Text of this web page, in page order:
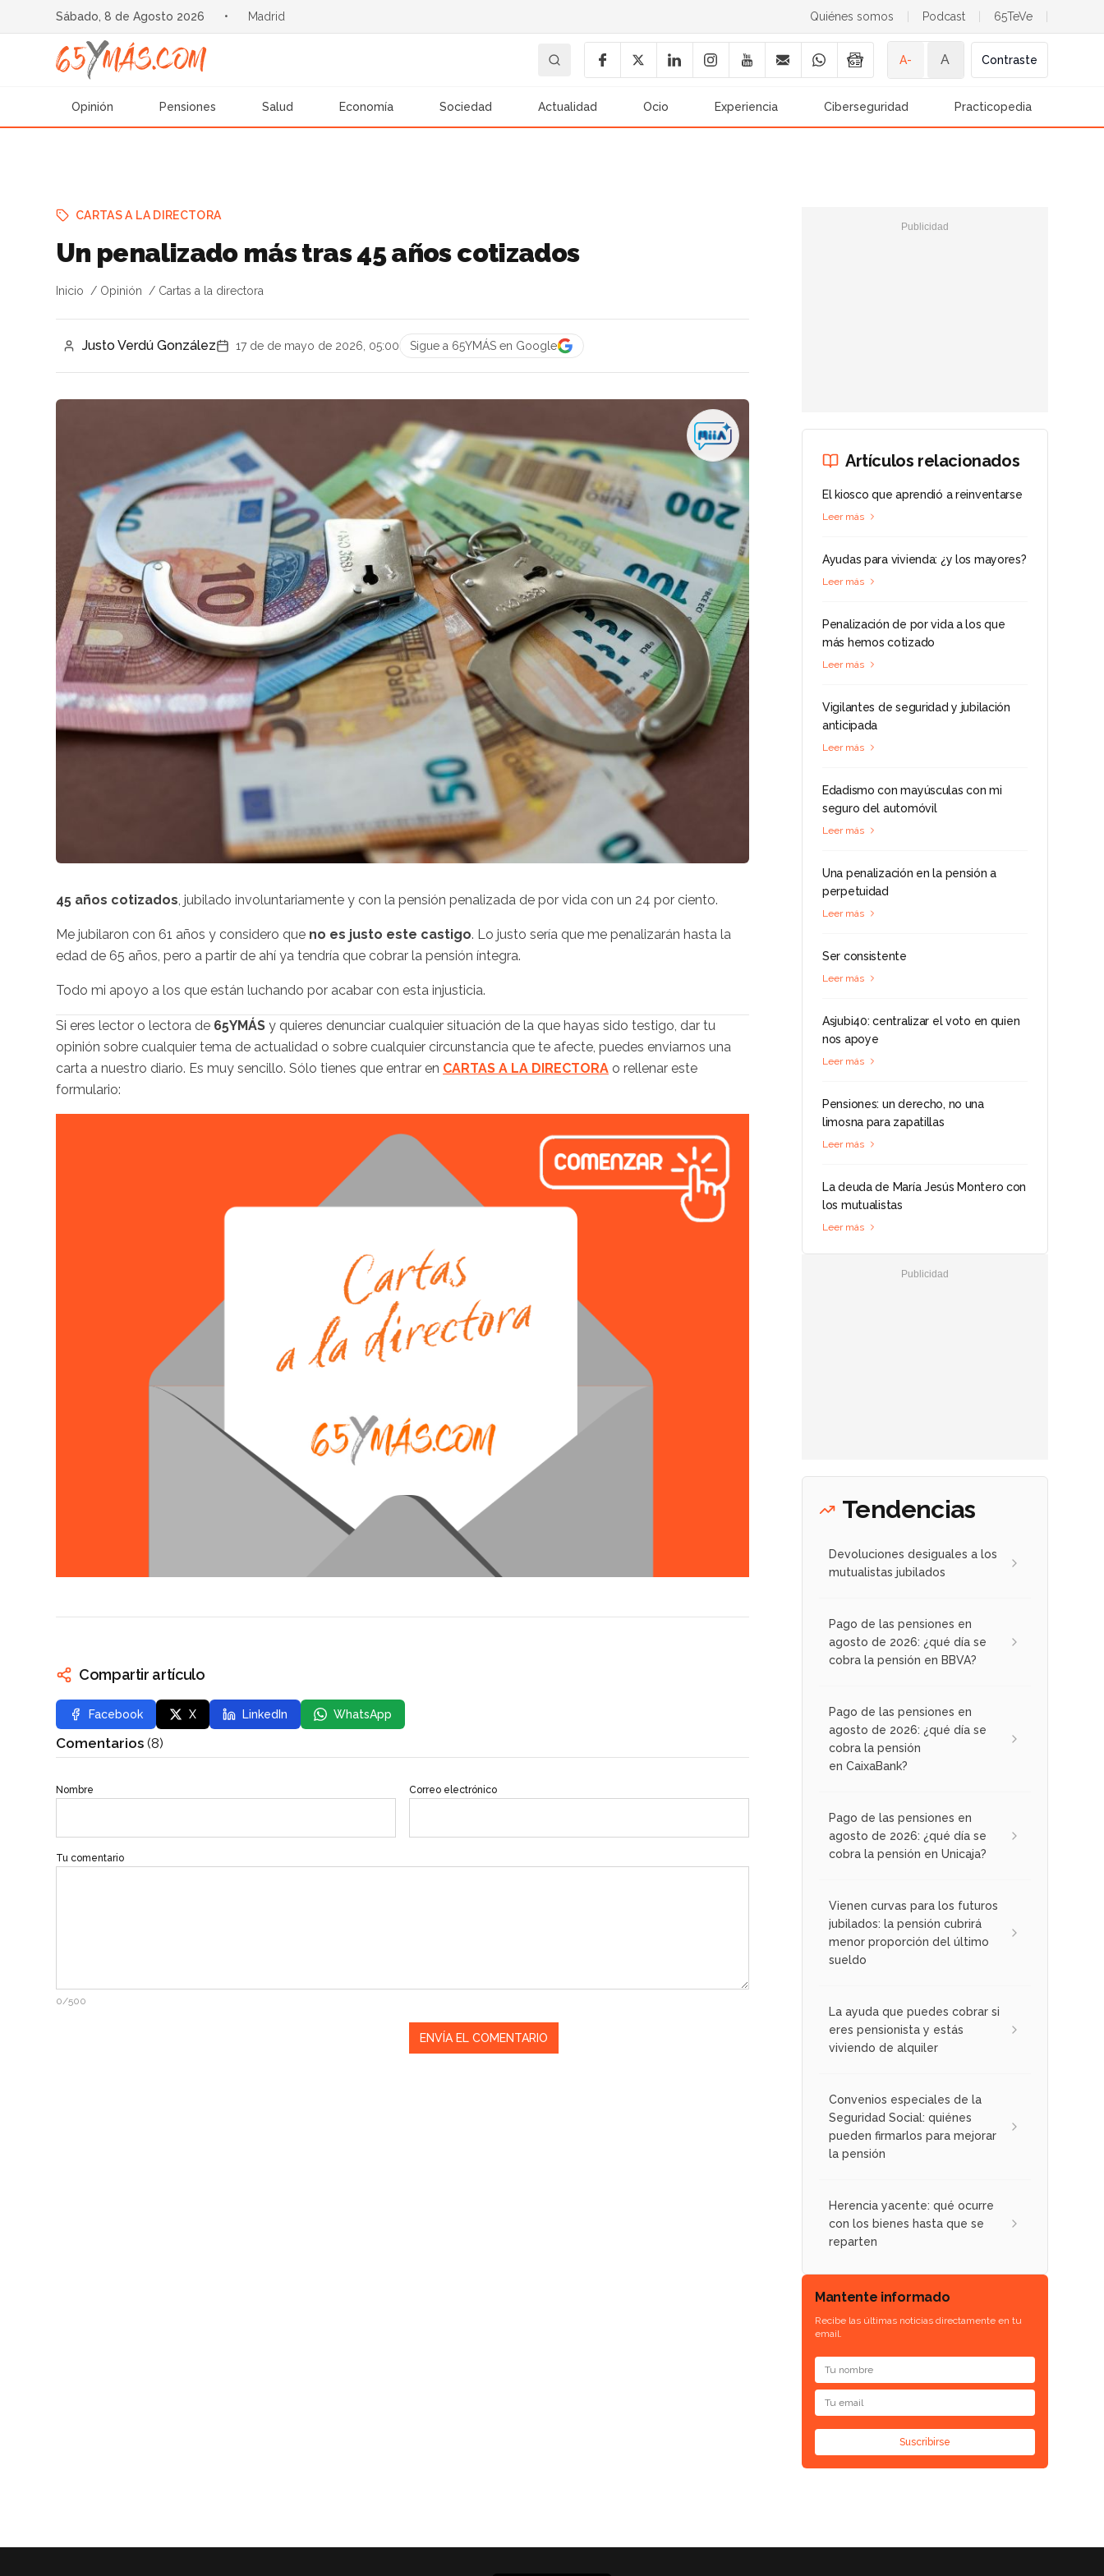
Sábado, 8 de Agosto 2026 • Madrid Quiénes somos Podcast 65TeVe
A- A Contraste
Opinión Pensiones Salud Economía Sociedad Actualidad Ocio Experiencia Ciberseguridad Practicopedia
CARTAS A LA DIRECTORA
Un penalizado más tras 45 años cotizados
Inicio Opinión Cartas a la directora
Justo Verdú González 17 de de mayo de 2026, 05:00 Sigue a 65YMÁS en Google
45 años cotizados , jubilado involuntariamente y con la pensión penalizada de por vida con un 24 por ciento.
Me jubilaron con 61 años y considero que no es justo este castigo. Lo justo sería que me penalizarán hasta la
edad de 65 años, pero a partir de ahí ya tendría que cobrar la pensión íntegra.
Todo mi apoyo a los que están luchando por acabar con esta injusticia.
Si eres lector o lectora de 65YMÁS y quieres denunciar cualquier situación de la que hayas sido testigo, dar tu
opinión sobre cualquier tema de actualidad o sobre cualquier circunstancia que te afecte, puedes enviarnos una
carta a nuestro diario. Es muy sencillo. Sólo tienes que entrar en CARTAS A LA DIRECTORA o rellenar este
formulario:
Compartir artículo
Facebook X LinkedIn WhatsApp
Comentarios (8)
Nombre Correo electrónico
Tu comentario
0/500
Artículos relacionados
El kiosco que aprendió a reinventarse
Leer más
Ayudas para vivienda: ¿y los mayores?
Leer más
Penalización de por vida a los que
más hemos cotizado
Leer más
Vigilantes de seguridad y jubilación
anticipada
Leer más
Edadismo con mayúsculas con mi
seguro del automóvil
Leer más
Una penalización en la pensión a
perpetuidad
Leer más
Ser consistente
Leer más
Asjubi40: centralizar el voto en quien
nos apoye
Leer más
Pensiones: un derecho, no una
limosna para zapatillas
Leer más
La deuda de María Jesús Montero con
los mutualistas
Leer más
Tendencias
Devoluciones desiguales a los
mutualistas jubilados
Pago de las pensiones en
agosto de 2026: ¿qué día se
cobra la pensión en BBVA?
Pago de las pensiones en
agosto de 2026: ¿qué día se
cobra la pensión
en CaixaBank?
Pago de las pensiones en
agosto de 2026: ¿qué día se
cobra la pensión en Unicaja?
Vienen curvas para los futuros
jubilados: la pensión cubrirá
menor proporción del último
sueldo
La ayuda que puedes cobrar si
eres pensionista y estás
viviendo de alquiler
Convenios especiales de la
Seguridad Social: quiénes
pueden firmarlos para mejorar
la pensión
Herencia yacente: qué ocurre
con los bienes hasta que se
reparten
Mantente informado
Recibe las últimas noticias directamente en tu
email.
Suscribirse